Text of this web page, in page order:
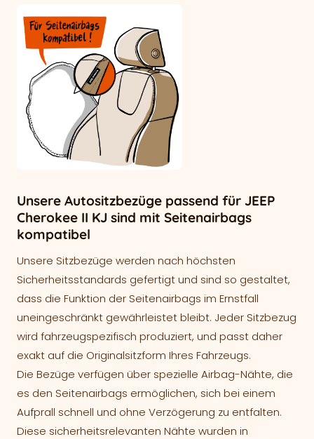
Unsere Autositzbezüge passend für JEEP
Cherokee II KJ sind mit Seitenairbags
kompatibel
Unsere Sitzbezüge werden nach höchsten
Sicherheitsstandards gefertigt und sind so gestaltet,
dass die Funktion der Seitenairbags im Ernstfall
uneingeschränkt gewährleistet bleibt. Jeder Sitzbezug
wird fahrzeugspezifisch produziert, und passt daher
exakt auf die Originalsitzform Ihres Fahrzeugs.
Die Bezüge verfügen über spezielle Airbag-Nähte, die
es den Seitenairbags ermöglichen, sich bei einem
Aufprall schnell und ohne Verzögerung zu entfalten.
Diese sicherheitsrelevanten Nähte wurden in